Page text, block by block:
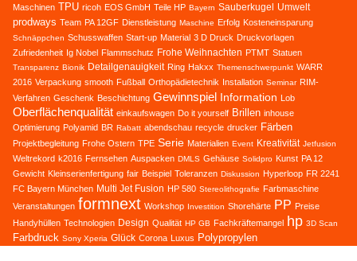
Maschinen TPU ricoh EOS GmbH Teile HP Bayern Sauberkugel Umwelt
prodways Team PA 12GF Dienstleistung Maschine Erfolg Kosteneinsparung
Schnäppchen Schusswaffen Start-up Material 3 D Druck Druckvorlagen
Zufriedenheit Ig Nobel Flammschutz Frohe Weihnachten PTMT Statuen
Transparenz Bionik Detailgenauigkeit Ring Hakxx Themenschwerpunkt WARR
2016 Verpackung smooth Fußball Orthopädietechnik Installation Seminar RIM-
Verfahren Geschenk Beschichtung Gewinnspiel Information Lob
Oberflächenqualität einkaufswagen Do it yourself Brillen inhouse
Optimierung Polyamid BR Rabatt abendschau recycle drucker Färben
Projektbegleitung Frohe Ostern TPE Serie Materialien Event Kreativität Jetfusion
Weltrekord k2016 Fernsehen Auspacken DMLS Gehäuse Solidpro Kunst PA 12
Gewicht Kleinserienfertigung fair Beispiel Toleranzen Diskussion Hyperloop FR 2241
FC Bayern München Multi Jet Fusion HP 580 Stereolithografie Farbmaschine
Veranstaltungen formnext Workshop Investition Shorehärte PP Preise
Handyhüllen Technologien Design Qualität HP GB Fachkräftemangel hp 3D Scan
Farbdruck Sony Xperia Glück Corona Luxus Polypropylen